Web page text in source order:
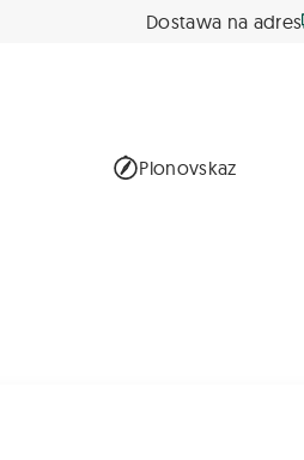
Dostawa na adres
Plonovskaz